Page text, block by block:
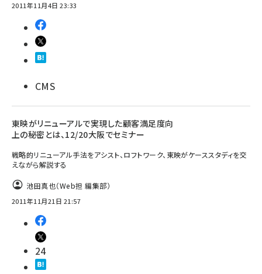
2011年11月4日 23:33
CMS
東映がリニューアルで実現した顧客満足度向
上の秘密とは、12/20大阪でセミナー
戦略的リニューアル手法をアシスト、ロフトワーク、東映がケーススタディを交
えながら解説する
池田真也（Web担 編集部）
2011年11月21日 21:57
24